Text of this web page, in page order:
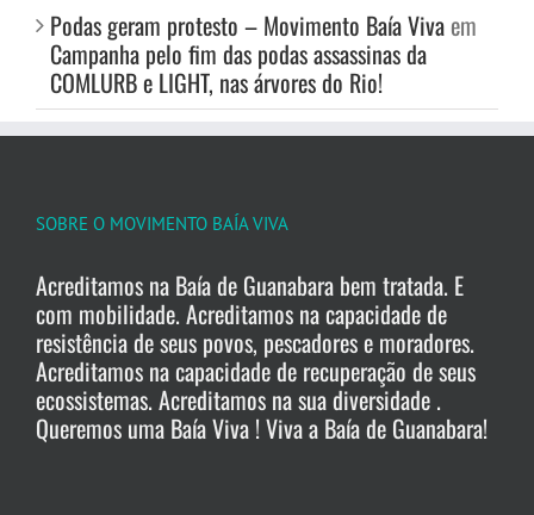
Podas geram protesto – Movimento Baía Viva em
Campanha pelo fim das podas assassinas da
COMLURB e LIGHT, nas árvores do Rio!
SOBRE O MOVIMENTO BAÍA VIVA
Acreditamos na Baía de Guanabara bem tratada. E
com mobilidade. Acreditamos na capacidade de
resistência de seus povos, pescadores e moradores.
Acreditamos na capacidade de recuperação de seus
ecossistemas. Acreditamos na sua diversidade .
Queremos uma Baía Viva ! Viva a Baía de Guanabara!